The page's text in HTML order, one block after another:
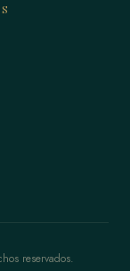
reservados.